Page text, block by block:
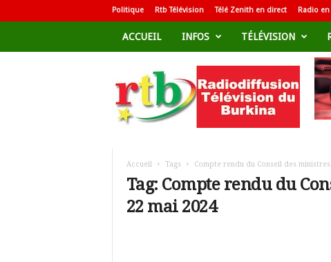
Politique Rtb Télévision Télé Zenith en direct Radio
ACCUEIL INFOS TÉLÉVISION
d
i
Accueil Tags Compte rendu du Conseil des
Tag: Compte rendu du
22 mai 2024